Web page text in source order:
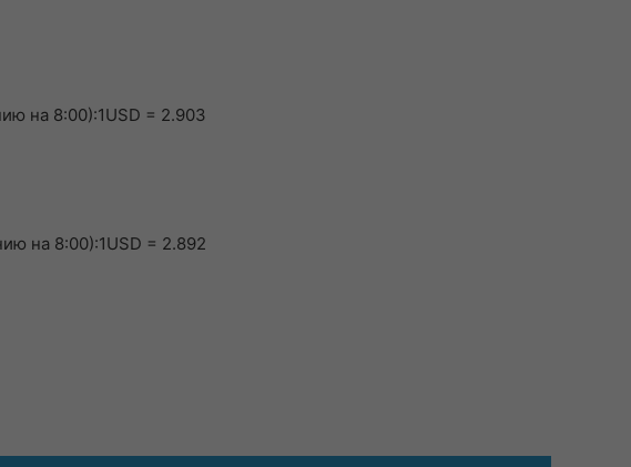
на 8:00):1USD = 2.903
на 8:00):1USD = 2.892